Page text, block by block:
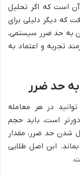
است که اگر تحلیل
که دیگر دلیلی برای
به حد ضرر سیستمی،
تجربه و اعتماد به
حد ضرر
در هر معامله
است، باید حجم
شدن حد ضرر، مقدار
این اصل طلایی